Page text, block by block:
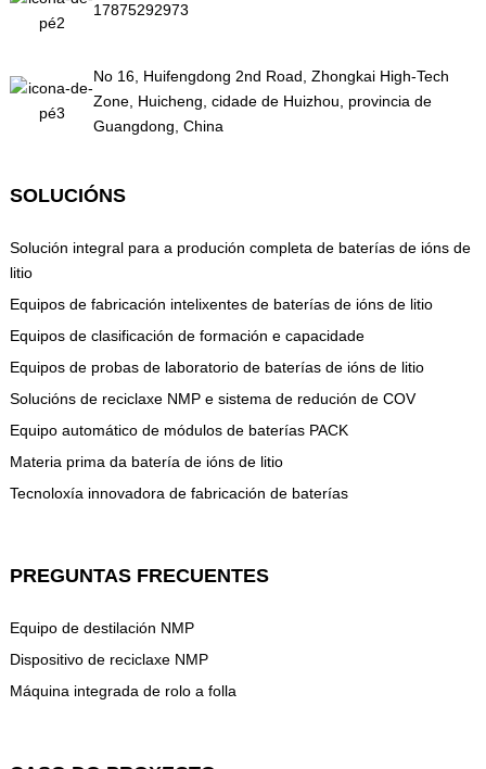
17875292973
No 16, Huifengdong 2nd Road, Zhongkai High-Tech
Zone, Huicheng, cidade de Huizhou, provincia de
Guangdong, China
SOLUCIÓNS
Solución integral para a produción completa de baterías de ións de
litio
Equipos de fabricación intelixentes de baterías de ións de litio
Equipos de clasificación de formación e capacidade
Equipos de probas de laboratorio de baterías de ións de litio
Solucións de reciclaxe NMP e sistema de redución de COV
Equipo automático de módulos de baterías PACK
Materia prima da batería de ións de litio
Tecnoloxía innovadora de fabricación de baterías
PREGUNTAS FRECUENTES
Equipo de destilación NMP
Dispositivo de reciclaxe NMP
Máquina integrada de rolo a folla